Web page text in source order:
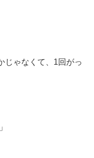
ゃなくて、1回がっ